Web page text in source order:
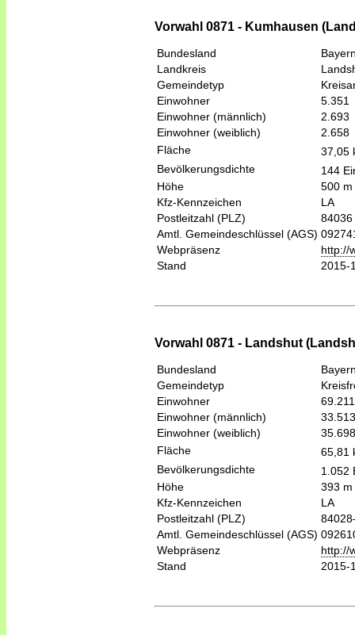
Vorwahl 0871 - Kumhausen
Bundesland
Landkreis
Gemeindetyp
Einwohner
5.351
Einwohner (männlich)
2.693
Einwohner (weiblich)
2.658
Fläche
37,05
Bevölkerungsdichte
144
Höhe
500 m
Kfz-Kennzeichen
LA
Postleitzahl (PLZ)
84036
Amtl. Gemeindeschlüssel (AGS)
Webpräsenz
http://
Stand
2015-
Vorwahl 0871 - Landshut
Bundesland
Gemeindetyp
Einwohner
69.211
Einwohner (männlich)
33.513
Einwohner (weiblich)
35.698
Fläche
65,81
Bevölkerungsdichte
1.052
Höhe
393 m
Kfz-Kennzeichen
LA
Postleitzahl (PLZ)
Amtl. Gemeindeschlüssel (AGS)
Webpräsenz
http://
Stand
2015-